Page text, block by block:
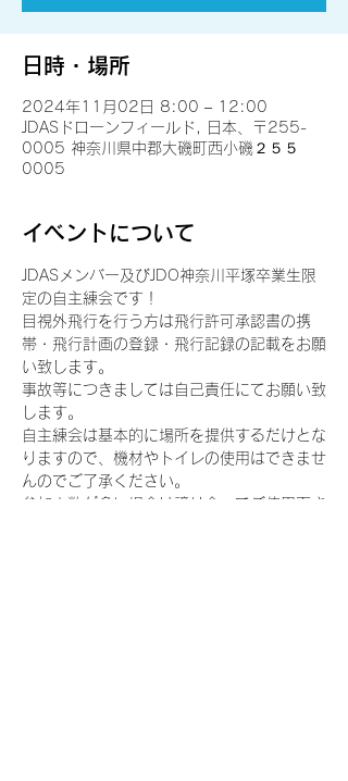
日時・場所
2024年11月02日 8:00 – 12:00
JDASドローンフィールド, 日本、〒255-
0005 神奈川県中郡大磯町西小磯２５５
0005
イベントについて
JDASメンバー及びJDO神奈川平塚卒業生限
定の自主練会です！
目視外飛行を行う方は飛行許可承認書の携
帯・飛行計画の登録・飛行記録の記載をお願
い致します。
事故等につきましては自己責任にてお願い致
します。
自主練会は基本的に場所を提供するだけとな
りますので、機材やトイレの使用はできませ
んのでご了承ください。
参加人数が多い場合は譲り合ってご使用下さ